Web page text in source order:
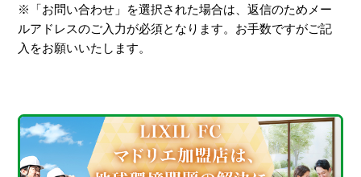
※「お問い合わせ」を選択された場合は、返信のためメー
ルアドレスのご入力が必須となります。お手数ですがご記
入をお願いいたします。